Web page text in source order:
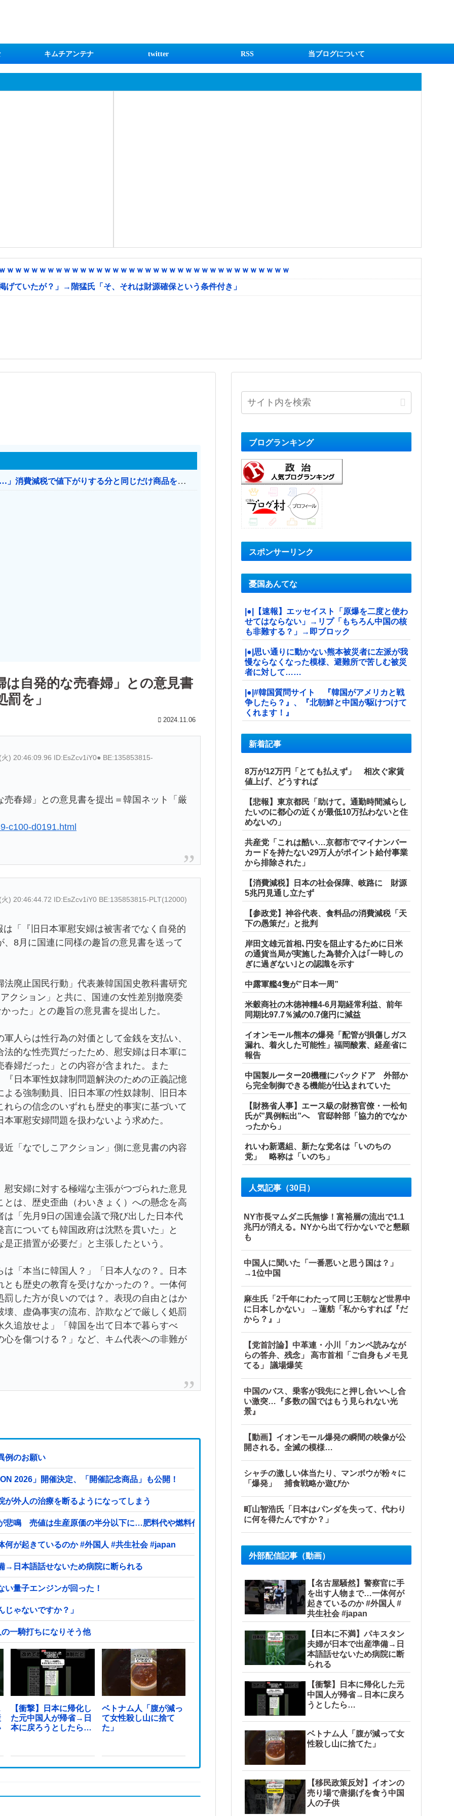
キムチアンテナ twitter RSS 当ブログについて
ｗｗｗｗｗｗｗｗｗｗｗｗｗｗｗｗｗｗｗｗｗｗｗｗｗｗｗｗｗｗｗｗｗｗ
ていたが？」→階猛氏「そ、それは財源確保という条件付き」
【消費税率1％】 「下げるのが筋なんですけど…」消費減税で値下がりする分と同じだけ商品を値上げして店頭価格を変えない店も
自発的な売春婦」との意見書
を」
2024.11.06
) 20:46:09.96 ID:EsZcv1iY0● BE:135853815-
春婦」との意見書を提出＝韓国ネット「厳
c100-d0191.html
) 20:46:44.72 ID:EsZcv1iY0 BE:135853815-PLT(12000)
「『旧日本軍慰安婦は被害者でなく自発的
8月に国連に同様の趣旨の意見書を送って
廃止国民行動」代表兼韓国国史教科書研究
クション」と共に、国連の女性差別撤廃委
った」との趣旨の意見書を提出した。
人らは性行為の対価として金銭を支払い、
的な性売買だったため、慰安婦は日本軍に
婦だった」との内容が含まれた。また
日本軍性奴隷制問題解決のための正義記憶
る強制動員、旧日本軍の性奴隷制、旧日本
らの信念のいずれも歴史的事実に基づいて
軍慰安婦問題を扱わないよう求めた。
「なでしこアクション」側に意見書の内容
安婦に対する極端な主張がつづられた意見
は、歴史歪曲（わいきょく）への懸念を高
「先月9日の国連会議で飛び出した日本代
についても韓国政府は沈黙を貫いた」と
正措置が必要だ」と主張したという。
「本当に韓国人？」「日本人なの？。日本
も歴史の教育を受けなかったの？。一体何
した方が良いのでは？。表現の自由とはか
、虚偽事実の流布、詐欺などで厳しく処罰
追放せよ」「韓国を出て日本で暮らすべ
を傷つける？」など、キム代表への非難が
例のお願い
2026」開催決定、「開催記念商品」も公開！
外人の治療を断るようになってしまう
悲鳴 売値は生産原価の半分以下に…肥料代や燃料代は高騰「今年でやめる」農家も
が起きているのか #外国人 #共生社会 #japan
→日本語話せないため病院に断られる
量子エンジンが回った！
ゃないですか？」
一騎打ちになりそう他
【衝撃】日本に帰化し
た元中国人が帰省→日
本に戻ろうとしたら…
ベトナム人「腹が減っ
て女性殺し山に捨て
た」
ブログランキング
スポンサーリンク
憂国あんてな
|●|【速報】エッセイスト「原爆を二度と使わ
せてはならない」→リプ「もちろん中国の核
も非難する？」→即ブロック
|●|思い通りに動かない熊本被災者に左派が我
慢ならなくなった模様、避難所で苦しむ被災
者に対して……
|●|#韓国質問サイト 『韓国がアメリカと戦
争したら？』、『北朝鮮と中国が駆けつけて
くれます！』
新着記事
8万が12万円「とても払えず」 相次ぐ家賃
値上げ、どうすれば
【悲報】東京都民「助けて。通勤時間減らし
たいのに都心の近くが最低10万払わないと住
めないの」
共産党「これは酷い…京都市でマイナンバー
カードを持たない29万人がポイント給付事業
から排除された」
【消費減税】日本の社会保障、岐路に 財源
5兆円見通し立たず
【参政党】神谷代表、食料品の消費減税「天
下の愚策だ」と批判
岸田文雄元首相､円安を阻止するために日米
の通貨当局が実施した為替介入は｢一時しの
ぎに過ぎない｣との認識を示す
中露軍艦4隻が”日本一周”
米穀商社の木徳神糧4-6月期経常利益、前年
同期比97.7％減の0.7億円に減益
イオンモール熊本の爆発「配管が損傷しガス
漏れ、着火した可能性」福岡酸素、経産省に
報告
中国製ルーター20機種にバックドア 外部か
ら完全制御できる機能が仕込まれていた
【財務省人事】エース級の財務官僚・一松旬
氏が”異例転出”へ 官邸幹部「協力的でなか
ったから」
れいわ新選組、新たな党名は「いのちの
党」 略称は「いのち」
人気記事（30日）
NY市長マムダニ氏無惨！富裕層の流出で1.1
兆円が消える。NYから出て行かないでと懇願
も
中国人に聞いた「一番悪いと思う国は？」
→1位中国
麻生氏「2千年にわたって同じ王朝など世界中
に日本しかない」 →蓮舫「私からすれば『だ
から？』」
【党首討論】中革連・小川「カンペ読みなが
らの答弁、残念」 高市首相「ご自身もメモ見
てる」 議場爆笑
中国のバス、乗客が我先にと押し合いへし合
い激突…『多数の国ではもう見られない光
景』
【動画】イオンモール爆発の瞬間の映像が公
開される。全滅の模様…
シャチの激しい体当たり、マンボウが粉々に
「爆発」 捕食戦略か遊びか
町山智浩氏「日本はパンダを失って、代わり
に何を得たんですか？」
外部配信記事（動画）
【名古屋騒然】警察官に手
を出す人物まで…一体何が
起きているのか #外国人 #
共生社会 #japan
【日本に不満】パキスタン
夫婦が日本で出産準備→日
本語話せないため病院に断
られる
【衝撃】日本に帰化した元
中国人が帰省→日本に戻ろ
うとしたら…
ベトナム人「腹が減って女
性殺し山に捨てた」
【移民政策反対】イオンの
売り場で唐揚げを食う中国
人の子供